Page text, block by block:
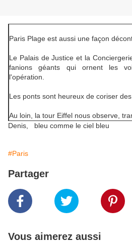
Paris Plage est aussi une façon
Le Palais de Justice et la
fanions géants qui ornent les
l'opération.
Les ponts sont heureux de coriser des
Au loin, la tour Eiffel nous observe,
Denis, bleu comme le ciel bleu
#Paris
Partager
Vous aimerez aussi